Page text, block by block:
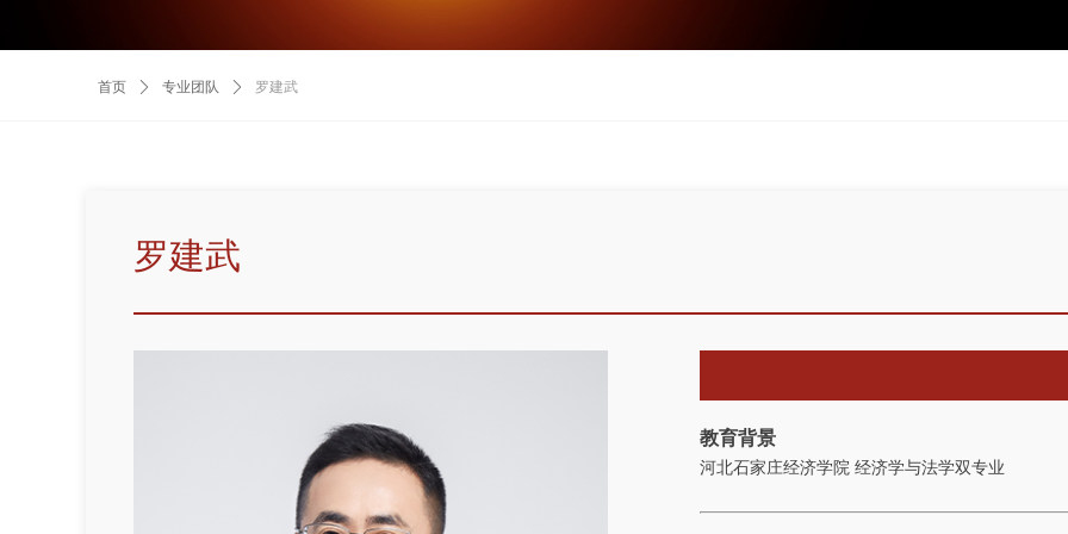
罗建武
教育背景
河北石家庄经济学院 经济学与法学双专业
首页 ꄲ 专业团队 ꄲ 罗建武